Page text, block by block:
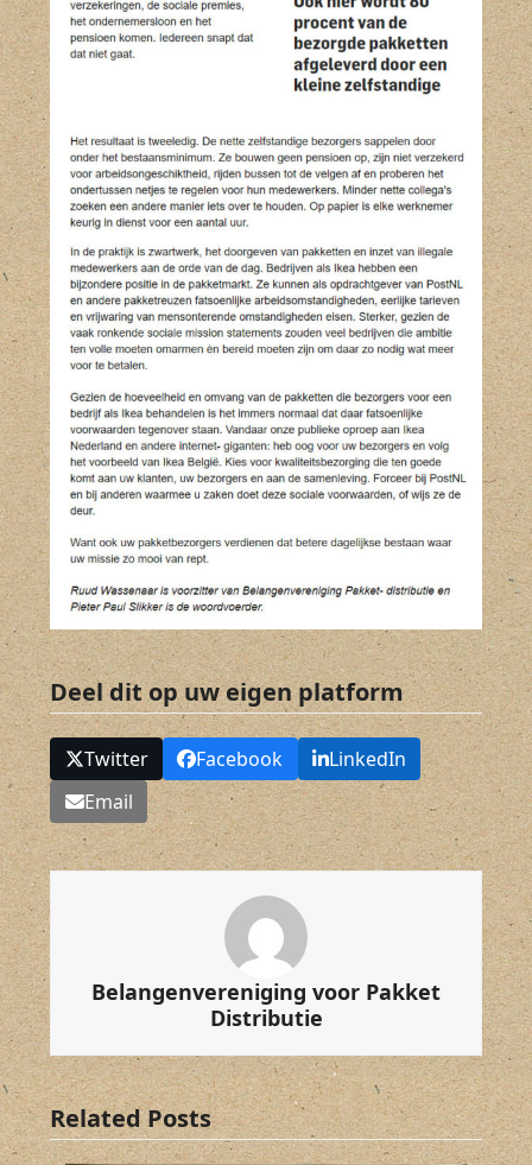
Deel dit op uw eigen platform
Twitter Facebook
LinkedIn
Email
Belangenvereniging voor Pakket
Distributie
Related Posts